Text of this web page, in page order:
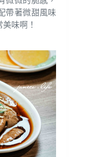
帶著微甜風味
味啊！